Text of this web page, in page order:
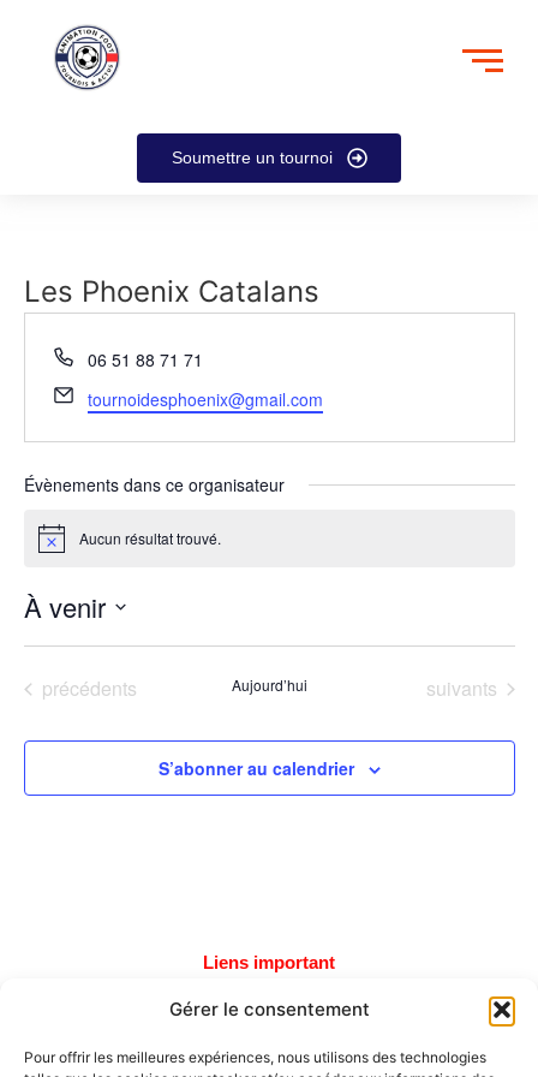
Gérer le consentement
Pour offrir les meilleures expériences, nous utilisons des technologies
Soumettre un tournoi
Les Phoenix Catalans
Téléphone
06 51 88 71 71
Email
tournoidesphoenix@gmail.com
Évènements dans ce organisateur
Notice Aucun résultat trouvé.
À venir
une
Évènements
précédents Aujourd’hui Évènements
suivants
S’abonner au calendrier
Liens important
Tous les tournois
Soumettre un tournoi